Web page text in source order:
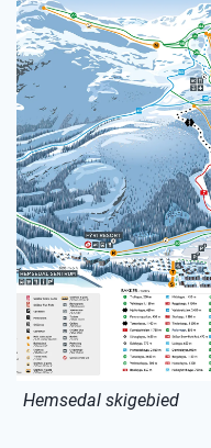
Hemsedal skigebied